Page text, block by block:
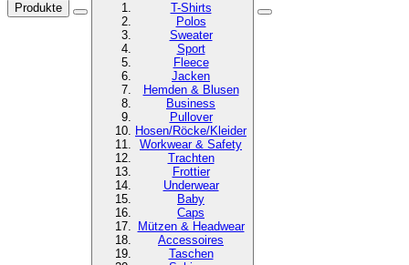
Produkte
T-Shirts
Polos
Sweater
Sport
Fleece
Jacken
Hemden & Blusen
Business
Pullover
Hosen/Röcke/Kleider
Workwear & Safety
Trachten
Frottier
Underwear
Baby
Caps
Mützen & Headwear
Accessoires
Taschen